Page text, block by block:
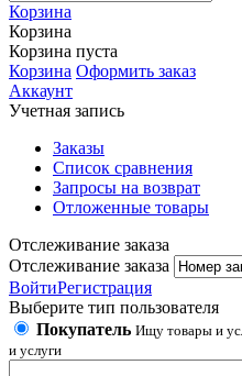
Корзина
Корзина
Корзина пуста
Корзина Оформить заказ
Аккаунт
Учетная запись
Заказы
Список сравнения
Запросы на возврат
Отложенные товары
Отслеживание заказа
Отслеживание заказа
ВойтиРегистрация
Выберите тип пользователя
Покупатель Ищу товары и
и услуги